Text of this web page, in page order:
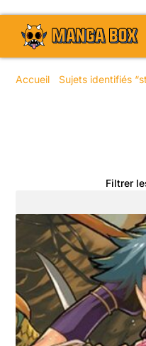
Accueil Sujets identifiés
Filtrer